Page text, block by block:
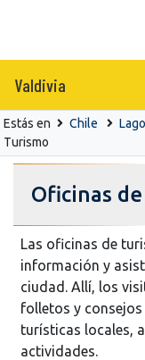
Valdivia
Estás en Chile
Turismo
Oficinas
Las oficinas de
información y
ciudad. Allí, los
folletos y
turísticas locales,
actividades.